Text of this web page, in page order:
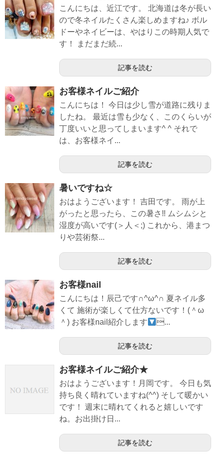
こんにちは、近江です。 北海道は冬が長い
ので冬ネイルたくさん楽しめますね♪ ボル
ドーやネイビーは、やはりこの時期人気で
す！ まだまだ続...
記事を読む
お客様ネイルご紹介
こんにちは！ 今日は少し雪が道路に残りま
したね。 最近は雪も少なく、このくらいが
丁度いいと思ってしまいます^ ^ それで
は、お客様ネイ...
記事を読む
暑いですね☆
おはようございます！ 吉田です。 雨が上
がったと思ったら、この暑さ‼︎ ムシムシと
湿度が高いです(＞人＜;) これから、港まつ
りや芸術祭...
記事を読む
お客様nail
こんにちは！辰己です∩^ω^∩ 夏ネイル多
くて 施術が楽しくて仕方ないです！(＾ω
＾) お客様nail紹介します
...
記事を読む
お客様ネイルご紹介★
おはようございます！月岡です。 今日も気
持ち良く晴れていますね(^^) そして暖かい
です！ 週末に晴れてくれると嬉しいです
ね。お出掛け日...
記事を読む